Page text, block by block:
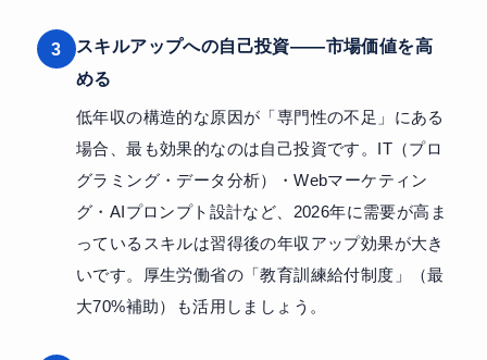
3
スキルアップへの自己投資——市場価値を高
める
低年収の構造的な原因が「専門性の不足」にある
場合、最も効果的なのは自己投資です。IT（プロ
グラミング・データ分析）・Webマーケティン
グ・AIプロンプト設計など、2026年に需要が高ま
っているスキルは習得後の年収アップ効果が大き
いです。厚生労働省の「教育訓練給付制度」（最
大70%補助）も活用しましょう。